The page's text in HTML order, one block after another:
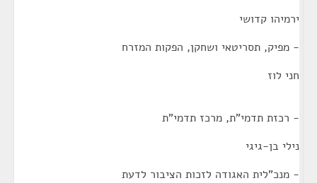
ירמיהו קדושי
- מפיק, תסריטאי ושחקן, הפקות המזרח
חני לוז
- רכזת תדמי"ת, מרכז תדמי"ת
נילי בן-גיגי
- מנכ"לית האגודה לזכות הציבור לדעת